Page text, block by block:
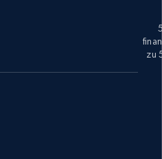
zu